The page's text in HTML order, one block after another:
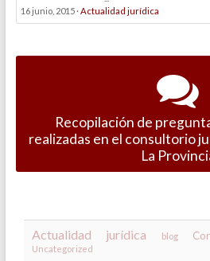
16 junio, 2015 ·Actualidad jurídica
Recopilación de
realizadas en el consultorio
La
Actualidad jurídica blog
Uncategorized